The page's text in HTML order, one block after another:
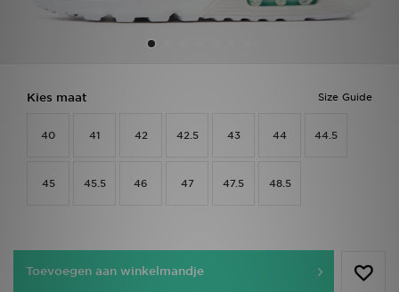
Size Guide
Kies maat
40 41 42 42.5 43 44 44.5
45 45.5 46 47 47.5 48.5
Toevoegen aan winkelmandje